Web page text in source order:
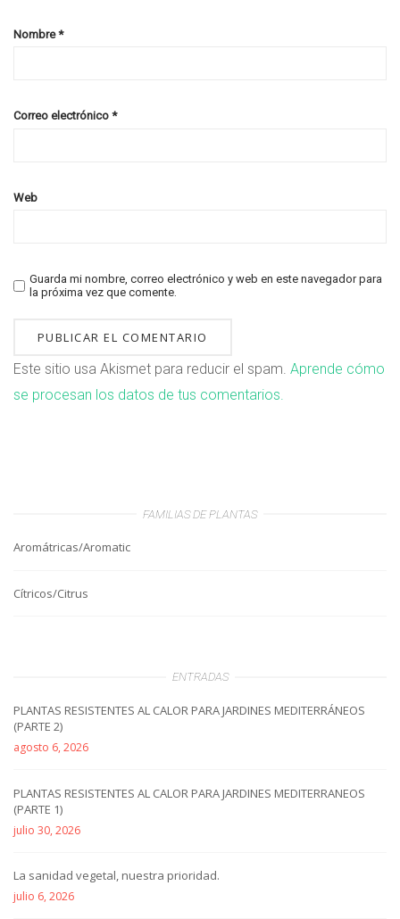
Nombre*
Correo electrónico *
Web
Guarda mi nombre, correo electrónico y web en este navegador para
la próxima vez que comente.
Este sitio usa Akismet para reducir el spam. Aprende cómo
se procesan los datos de tus comentarios.
FAMILIAS DE PLANTAS
Aromátricas/Aromatic
Cítricos/Citrus
ENTRADAS
PLANTAS RESISTENTES AL CALOR PARA JARDINES MEDITERRÁNEOS
(PARTE 2)
agosto 6, 2026
PLANTAS RESISTENTES AL CALOR PARA JARDINES MEDITERRANEOS
(PARTE 1)
julio 30, 2026
La sanidad vegetal, nuestra prioridad.
julio 6, 2026